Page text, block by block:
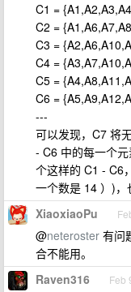
C1 =
C2 =
C3 =
C4 =
C5 =
C6 =
---
可以发现，C7 将
- C6 中的每一个
个这样的 C1 - C6
一个数是 14 ）)，
XiaoxiaoPu
@neteroster 有问
合不能用。
Raven316 Feb